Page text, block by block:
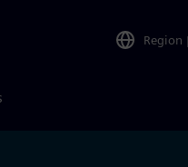
Region |